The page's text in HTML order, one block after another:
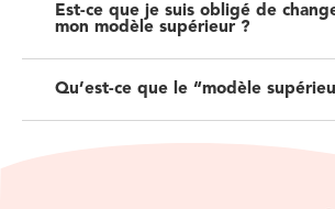
Est-ce que je suis obligé de
mon modèle supérieur ?
Qu’est-ce que le “modèle